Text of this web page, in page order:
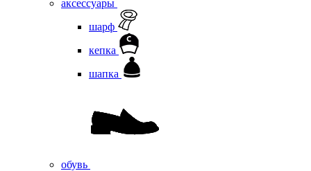
аксессуары
шарф
кепка
шапка
обувь